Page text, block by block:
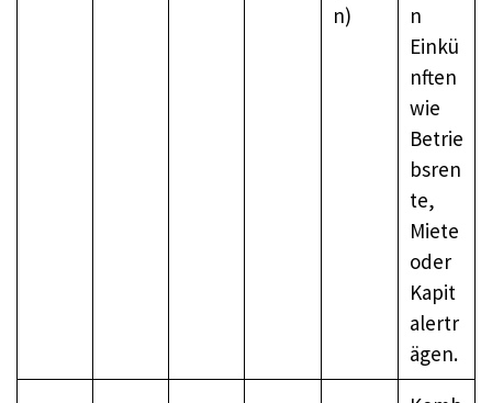
n)
n
Einkü
nften
wie
Betrie
bsren
te,
Miete
oder
Kapit
alertr
ägen.